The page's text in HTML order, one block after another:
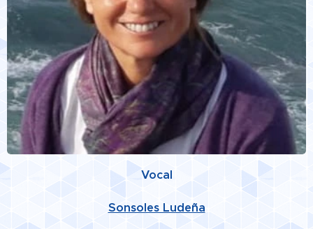
Vocal
Sonsoles Ludeña